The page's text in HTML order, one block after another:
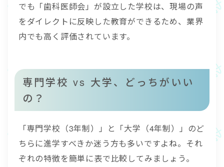
でも「歯科医師会」が設立した学校は、現場の声
をダイレクトに反映した教育ができるため、業界
内でも高く評価されています。
専門学校 vs 大学、どっちがいい
の？
「専門学校（3年制）」と「大学（4年制）」のど
ちらに進学すべきか迷う方も多いですよね。それ
ぞれの特徴を簡単に表で比較してみましょう。